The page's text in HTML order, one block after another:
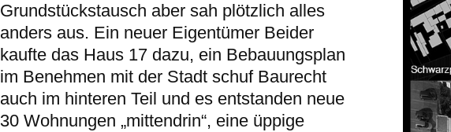
Grundstückstausch aber sah plötzlich alles
anders aus. Ein neuer Eigentümer Beider
kaufte das Haus 17 dazu, ein Bebauungsplan
im Benehmen mit der Stadt schuf Baurecht
auch im hinteren Teil und es entstanden neue
30 Wohnungen „mittendrin“, eine üppige